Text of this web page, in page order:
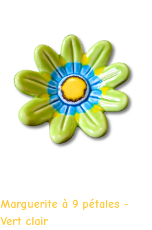
Marguerite à 9 pétales -
Vert clair